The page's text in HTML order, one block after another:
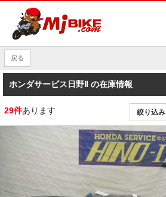
戻る
ホンダサービス日野Ⅱ の在庫情報
29件あります 絞り込み